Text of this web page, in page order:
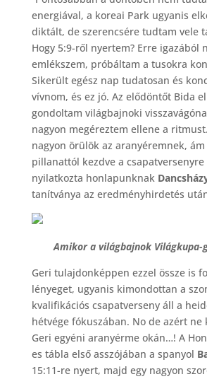
energiával, a koreai Park ugyanis
diktált, de szerencsére tudtam vele
Hogy 5:9-ről nyertem? Erre igazából
emlékszem, próbáltam a tusokra
Sikerült egész nap tudatosan és
vívnom, és ez jó. Az elődöntőt Bida
gondoltam világbajnoki
nagyon megéreztem ellene a
nagyon örülök az aranyéremnek,
pillanattól kezdve a csapatversenyre
nyilatkozta honlapunknak
tanítványa az eredményhirdetés
Amikor a világbajnok Világkupa-
Geri tulajdonképpen ezzel össze is
lényeget, ugyanis kimondottan a
kvalifikációs csapatverseny áll a
hétvége fókuszában. No de azért ne
Geri egyéni aranyérme okán…! A
es tábla első asszójában a spanyol
15:11-re nyert, majd egy nagyon